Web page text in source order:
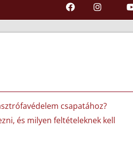
csapatához?
és milyen feltételeknek kell